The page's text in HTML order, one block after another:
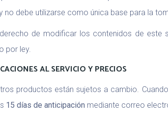
no debe utilizarse como única base para la
de modificar los contenidos de este
por ley.
AL SERVICIO Y PRECIOS
productos están sujetos a cambio.
15 días de anticipación mediante correo